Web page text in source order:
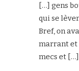
[…] gens
qui se
Bref, on
marrant et
mecs et […]